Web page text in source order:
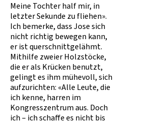
Meine Tochter half mir, in
letzter Sekunde zu fliehen».
Ich bemerke, dass Jose sich
nicht richtig bewegen kann,
er ist querschnittgelähmt.
Mithilfe zweier Holzstöcke,
die er als Krücken benutzt,
gelingt es ihm mühevoll, sich
aufzurichten: «Alle Leute, die
ich kenne, harren im
Kongresszentrum aus. Doch
ich – ich schaffe es nicht bis